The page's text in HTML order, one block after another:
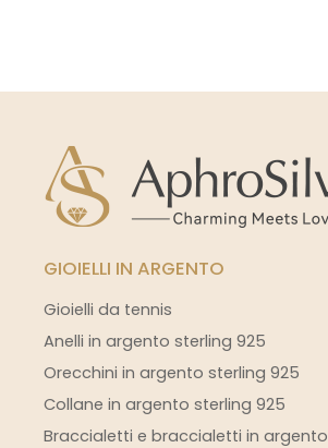
GIOIELLI IN ARGENTO
Gioielli da tennis
Anelli in argento sterling 925
Orecchini in argento sterling 925
Collane in argento sterling 925
Braccialetti e braccialetti in argento